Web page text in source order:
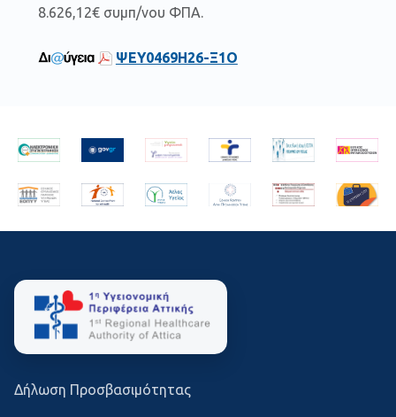
8.626,12€ συμπ/νου ΦΠΑ.
ΨΕΥ0469Η26-Ξ1Ο
Δήλωση Προσβασιμότητας